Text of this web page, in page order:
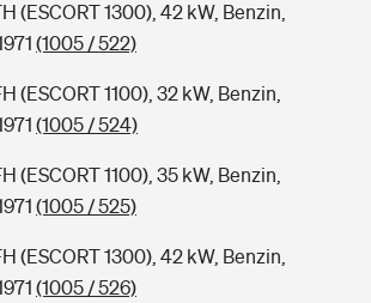
(ESCORT 1300), 42 kW, Benzin,
(1005 / 522)
(ESCORT 1100), 32 kW, Benzin,
(1005 / 524)
(ESCORT 1100), 35 kW, Benzin,
(1005 / 525)
(ESCORT 1300), 42 kW, Benzin,
(1005 / 526)